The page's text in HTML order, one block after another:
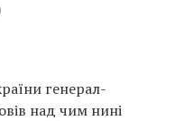
генерал-
над чим нині